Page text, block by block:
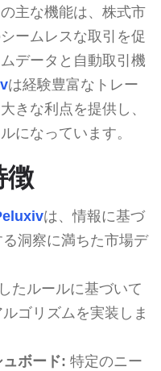
主な機能は、株式市
ームレスな取引を促
データと自動取引機
は経験豊富なトレー
きな利点を提供し、
になっています。
徴
は、情報に基づ
洞察に満ちた市場デ
たルールに基づいて
ゴリズムを実装しま
ボード: 特定のニー